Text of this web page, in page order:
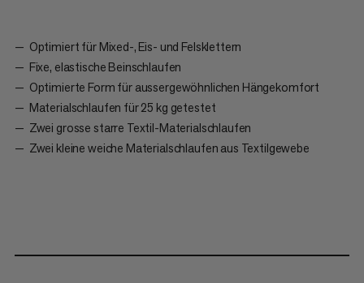
Optimiert für Mixed-, Eis- und Felsklettern
Fixe, elastische Beinschlaufen
Optimierte Form für aussergewöhnlichen Hängekomfort
Materialschlaufen für 25 kg getestet
Zwei grosse starre Textil-Materialschlaufen
Zwei kleine weiche Materialschlaufen aus Textilgewebe